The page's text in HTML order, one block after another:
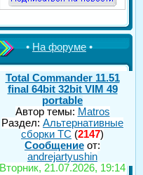
•На форуме•
Total Commander 11.51
final 64bit 32bit VIM 49
portable
Автор темы: Matros
Раздел: Альтернативные
сборки ТС (2147)
Сообщение от:
andrejartyushin
Вторник, 21.07.2026, 19:14